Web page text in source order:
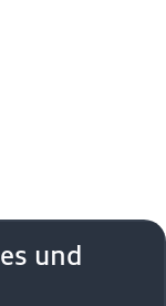
nach oben
und